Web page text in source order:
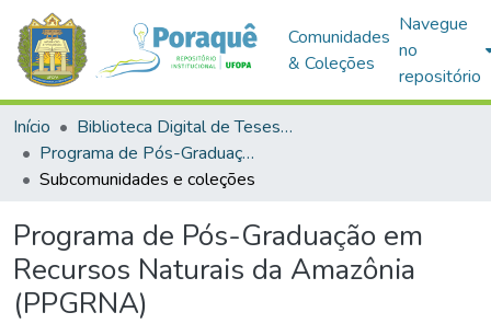
Comunidades
& Coleções
Navegue
no
repositório
Início
Biblioteca Digital de Teses e Dissertações (BDTD)
Programa de Pós-Graduação em Recursos Naturais da Amazônia (PPGRNA)
Subcomunidades e coleções
Programa de Pós-Graduação em
Recursos Naturais da Amazônia
(PPGRNA)